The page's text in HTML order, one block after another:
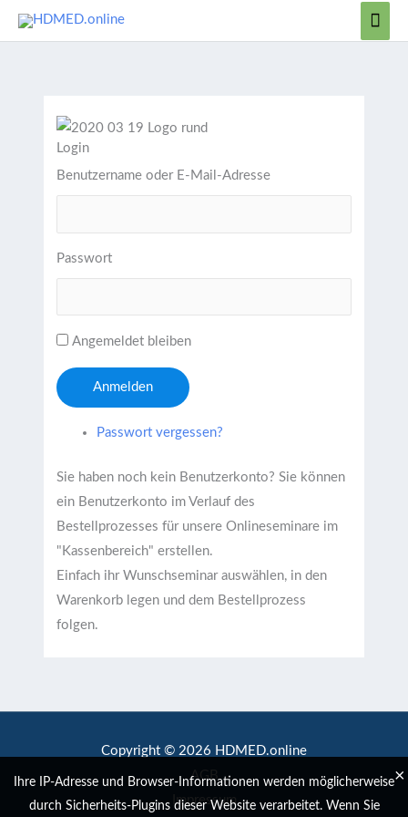
Zum
Login
Benutzername oder E-Mail-Adresse
Passwort
Angemeldet bleiben
Anmelden
Passwort vergessen?
Sie haben noch kein Benutzerkonto? Sie können
ein Benutzerkonto im Verlauf des
Bestellprozesses für unsere Onlineseminare im
"Kassenbereich" erstellen.
Einfach ihr Wunschseminar auswählen, in den
Warenkorb legen und dem Bestellprozess
folgen.
Copyright © 2026 HDMED.online
AGB
Impressum
Ihre IP-Adresse und Browser-Informationen werden möglicherweise
durch Sicherheits-Plugins dieser Website verarbeitet. Wenn Sie
×